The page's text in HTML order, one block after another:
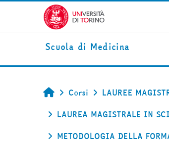
Vai al contenuto principale
Scuola di Medicina
Home
Corsi
LAUREE
LAUREA MAGISTRALE IN
METODOLOGIA DELLA